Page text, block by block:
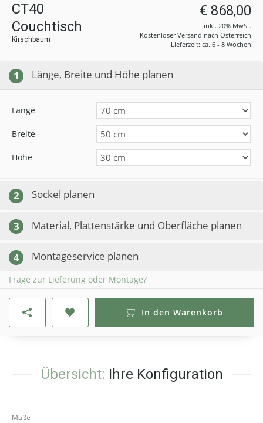
CT40
Couchtisch
Kirschbaum
€ 868,00
inkl. 20% MwSt.
Kostenloser Versand nach Österreich
Lieferzeit: ca. 6 - 8 Wochen
1 Länge, Breite und Höhe planen
Länge
Breite
Höhe
2 Sockel planen
3 Material, Plattenstärke und Oberfläche planen
4 Montageservice planen
Frage zur Lieferung oder Montage?
In den Warenkorb
Übersicht: Ihre Konfiguration
Maße